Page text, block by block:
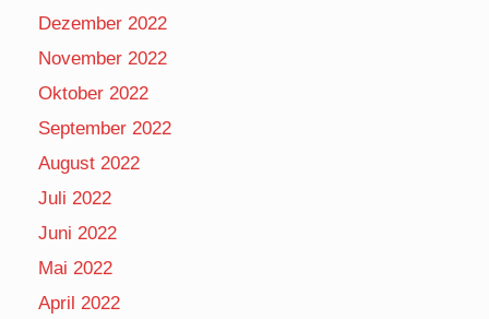
Dezember 2022
November 2022
Oktober 2022
September 2022
August 2022
Juli 2022
Juni 2022
Mai 2022
April 2022